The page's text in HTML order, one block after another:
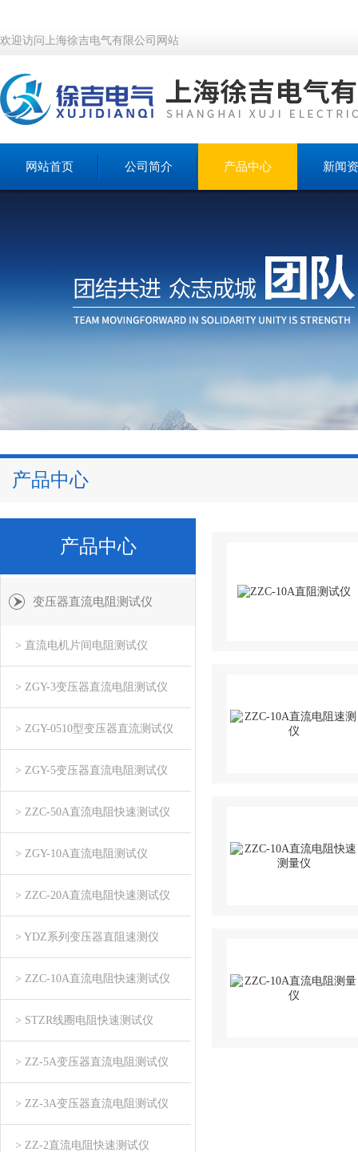
欢迎访问上海徐吉电气有限公司网站
网站首页 公司简介 产品中心 新闻
产品中心
产品中心
变压器直流电阻测试仪
> 直流电机片间电阻测试仪
> ZGY-3变压器直流电阻测试仪
> ZGY-0510型变压器直流测试仪
> ZGY-5变压器直流电阻测试仪
> ZZC-50A直流电阻快速测试仪
> ZGY-10A直流电阻测试仪
> ZZC-20A直流电阻快速测试仪
> YDZ系列变压器直阻速测仪
> ZZC-10A直流电阻快速测试仪
> STZR线圈电阻快速测试仪
> ZZ-5A变压器直流电阻测试仪
> ZZ-3A变压器直流电阻测试仪
> ZZ-2直流电阻快速测试仪